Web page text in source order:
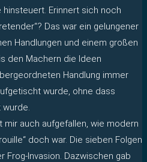
hinsteuert. Erinnert sich noch
Das war ein gelungener
Handlungen und einem großen
den Machern die Ideen
Handlung immer
wurde, ohne dass
mir auch aufgefallen, wie modern
doch war. Die sieben Folgen
Frog-Invasion. Dazwischen gab